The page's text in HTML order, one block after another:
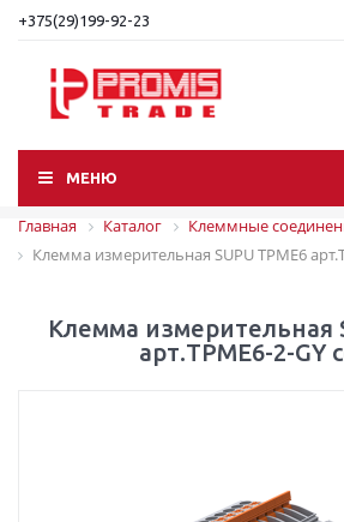
+375(29)199-92-23
МЕНЮ
Главная Каталог Клеммные
Клемма измерительная SUPU TPME6
Клемма измерительная
арт.TPME6-2-GY